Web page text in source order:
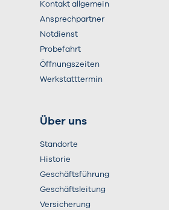
Kontakt allgemein
Ansprechpartner
Notdienst
Probefahrt
Öffnungszeiten
Werkstatttermin
Über uns
Standorte
Historie
Geschäftsführung
Geschäftsleitung
Versicherung